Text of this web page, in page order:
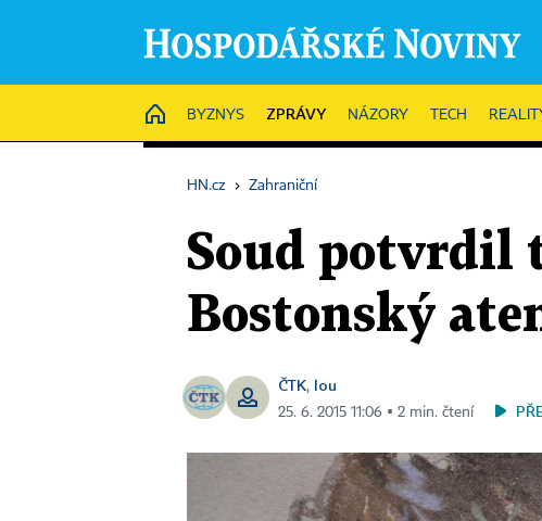
HOME
BYZNYS ZPRÁVY NÁZORY TECH
HN.cz › Zahraniční
Soud potvrdil
Bostonský
ČTK, lou
25. 6. 2015 11:06 ▪ 2 min. čtení